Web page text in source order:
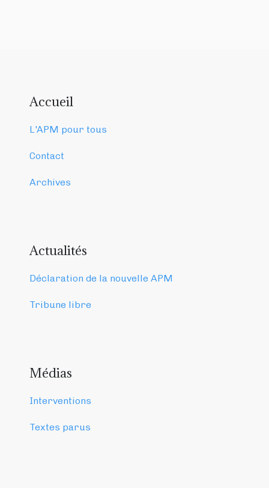
Accueil
L'APM pour tous
Contact
Archives
Actualités
Déclaration de la nouvelle APM
Tribune libre
Médias
Interventions
Textes parus